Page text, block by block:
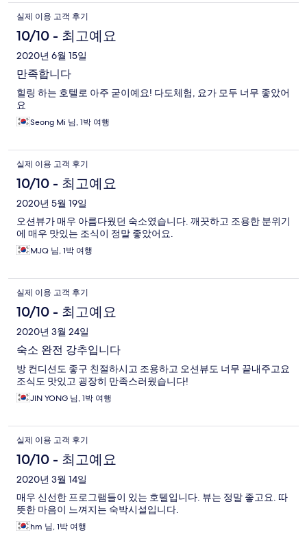
실제 이용 고객 후기
10/10 - 최고예요
2020년 6월 15일
만족합니다
힐링 하는 호텔로 아주 굳이예요! 다도체험, 요가 모두 너무 좋았어
요
Seong Mi 님, 1박 여행
실제 이용 고객 후기
10/10 - 최고예요
2020년 5월 19일
오션뷰가 매우 아름다웠던 숙소였습니다. 깨끗하고 조용한 분위기
에 매우 맛있는 조식이 정말 좋았어요.
MJQ 님, 1박 여행
실제 이용 고객 후기
10/10 - 최고예요
2020년 3월 24일
숙소 완전 강추입니다
방 컨디션도 좋구 친절하시고 조용하고 오션뷰도 너무 끝내주고요
조식도 맛있고 굉장히 만족스러웠습니다!
JIN YONG 님, 1박 여행
실제 이용 고객 후기
10/10 - 최고예요
2020년 3월 14일
매우 신선한 프로그램들이 있는 호텔입니다. 뷰는 정말 좋고요. 따
뜻한 마음이 느껴지는 숙박시설입니다.
hm 님, 1박 여행